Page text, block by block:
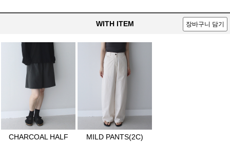
WITH ITEM 장바구니 담기
CHARCOAL HALF
MILD PANTS(2C)